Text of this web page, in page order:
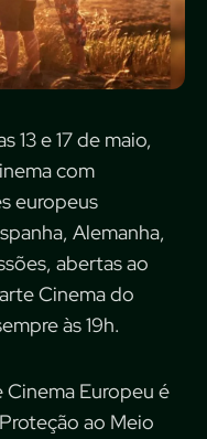
13 e 17 de maio,
com
europeus
Alemanha,
abertas ao
Cinema do
às 19h.
Europeu é
ao Meio